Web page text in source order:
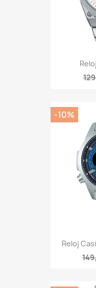
Reloj
-10%